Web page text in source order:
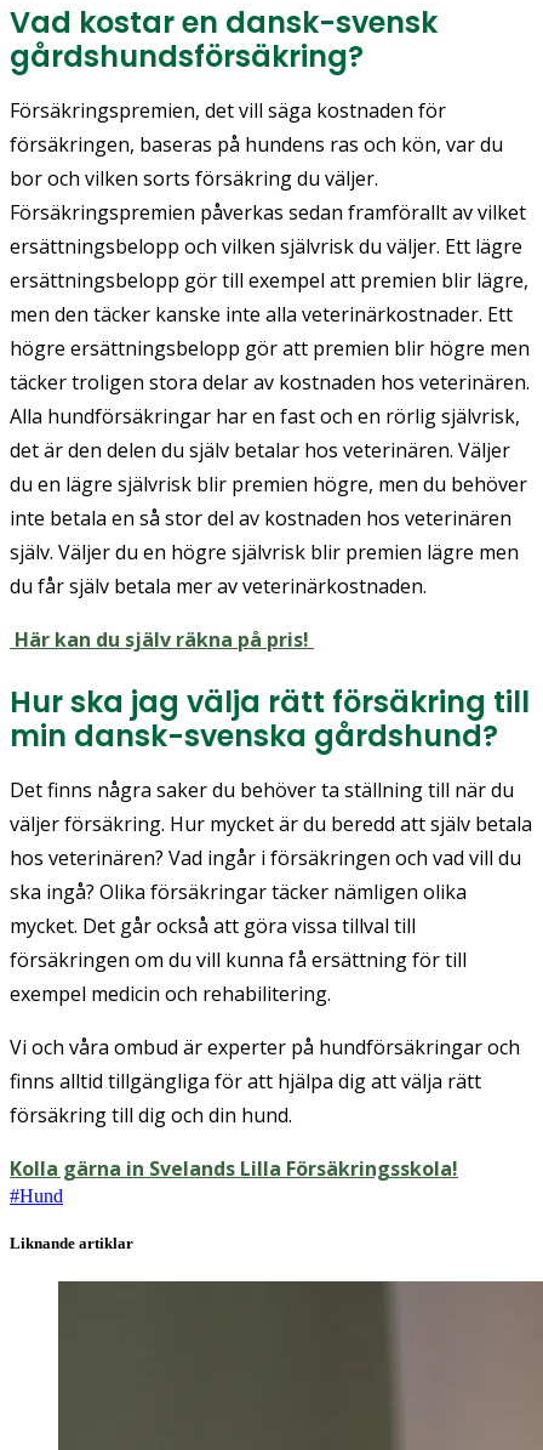
Vad kostar en dansk-svensk
gårdshundsförsäkring?
Försäkringspremien, det vill säga kostnaden för
försäkringen, baseras på hundens ras och kön, var du
bor och vilken sorts försäkring du väljer.
Försäkringspremien påverkas sedan framförallt av vilket
ersättningsbelopp och vilken självrisk du väljer. Ett lägre
ersättningsbelopp gör till exempel att premien blir lägre,
men den täcker kanske inte alla veterinärkostnader. Ett
högre ersättningsbelopp gör att premien blir högre men
täcker troligen stora delar av kostnaden hos veterinären.
Alla hundförsäkringar har en fast och en rörlig självrisk,
det är den delen du själv betalar hos veterinären. Väljer
du en lägre självrisk blir premien högre, men du behöver
inte betala en så stor del av kostnaden hos veterinären
själv. Väljer du en högre självrisk blir premien lägre men
du får själv betala mer av veterinärkostnaden.
Här kan du själv räkna på pris!
Hur ska jag välja rätt försäkring till
min dansk-svenska gårdshund?
Det finns några saker du behöver ta ställning till när du
väljer försäkring. Hur mycket är du beredd att själv betala
hos veterinären? Vad ingår i försäkringen och vad vill du
ska ingå? Olika försäkringar täcker nämligen olika
mycket. Det går också att göra vissa tillval till
försäkringen om du vill kunna få ersättning för till
exempel medicin och rehabilitering.
Vi och våra ombud är experter på hundförsäkringar och
finns alltid tillgängliga för att hjälpa dig att välja rätt
försäkring till dig och din hund.
Kolla gärna in Svelands Lilla Försäkringsskola!
#Hund
Liknande artiklar